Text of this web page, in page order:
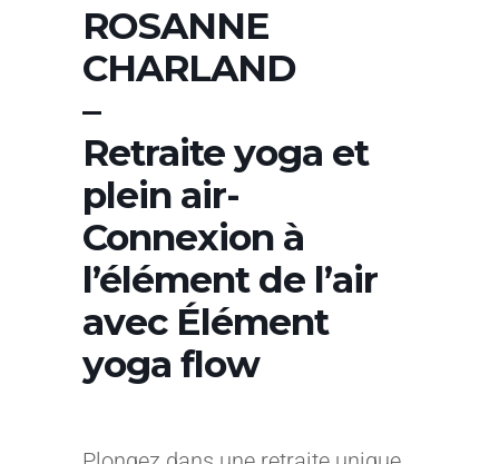
ROSANNE
CHARLAND
–
Retraite yoga et
plein air-
Connexion à
l’élément de l’air
avec Élément
yoga flow